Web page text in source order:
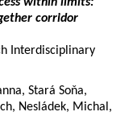
corridor
Interdisciplinary
Stará Soňa,
Nesládek, Michal,